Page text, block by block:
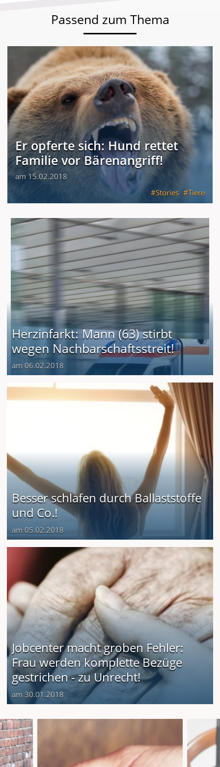
Passend zum Thema
Er opferte sich: Hund rettet
Familie vor Bärenangriff!
am 15.02.2018
Stories
Tiere
Herzinfarkt: Mann (63) stirbt
wegen Nachbarschaftsstreit!
am 06.02.2018
Besser schlafen durch Ballaststoffe
und Co.!
am 05.02.2018
Jobcenter macht groben Fehler:
Frau werden komplette Bezüge
gestrichen - zu Unrecht!
am 30.01.2018